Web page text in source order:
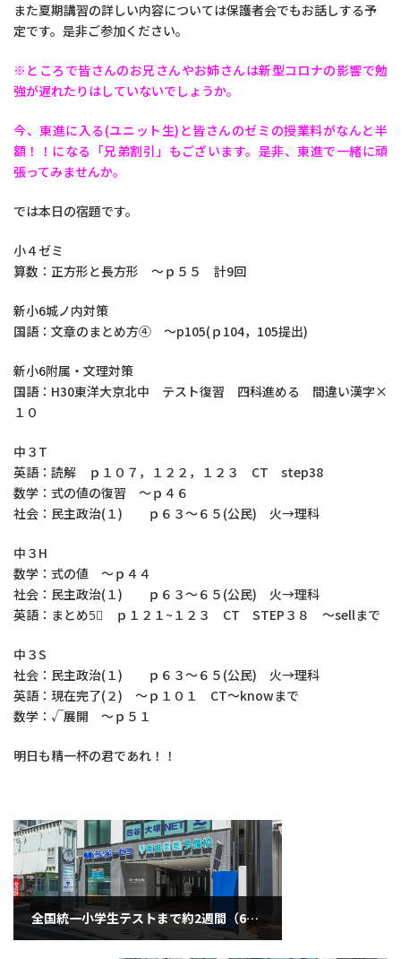
また夏期講習の詳しい内容については保護者会でもお話しする予
定です。是非ご参加ください。
※ところで皆さんのお兄さんやお姉さんは新型コロナの影響で勉
強が遅れたりはしていないでしょうか。
今、東進に入る(ユニット生)と皆さんのゼミの授業料がなんと半
額！！になる「兄弟割引」もございます。是非、東進で一緒に頑
張ってみませんか。
では本日の宿題です。
小４ゼミ
算数：正方形と長方形 ～ｐ５５ 計9回
新小6城ノ内対策
国語：文章のまとめ方④ ～p105(ｐ104，105提出)
新小6附属・文理対策
国語：H30東洋大京北中 テスト復習 四科進める 間違い漢字×
１０
中３T
英語：読解 ｐ１０７，１２２，１２３ CT step38
数学：式の値の復習 ～ｐ４６
社会：民主政治(１) ｐ６３～６５(公民) 火→理科
中３H
数学：式の値 ～ｐ４４
社会：民主政治(１) ｐ６３～６５(公民) 火→理科
英語：まとめ5⃣ ｐ１２１~１２３ CT STEP３８ ～sellまで
中３S
社会：民主政治(１) ｐ６３～６５(公民) 火→理科
英語：現在完了(２) ～ｐ１０１ CT～knowまで
数学：√展開 ～ｐ５１
明日も精一杯の君であれ！！
全国統一小学生テストまで約2週間（6月15日月曜日）